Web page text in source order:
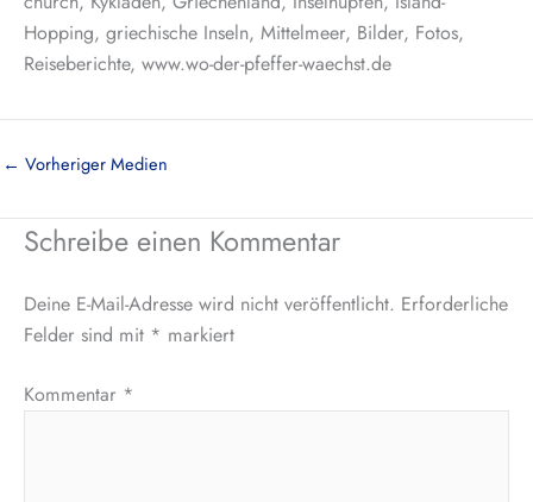
Hopping, griechische Inseln, Mittelmeer, Bilder, Fotos,
Reiseberichte, www.wo-der-pfeffer-waechst.de
← Vorheriger Medien
Schreibe einen Kommentar
Deine E-Mail-Adresse wird nicht veröffentlicht. Erforderliche
Felder sind mit * markiert
Kommentar *